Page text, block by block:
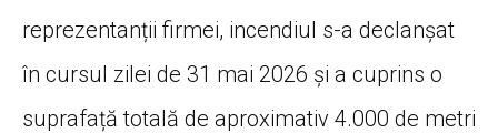
reprezentanții firmei, incendiul s-a declanșat
în cursul zilei de 31 mai 2026 și a cuprins o
suprafață totală de aproximativ 4.000 de metri